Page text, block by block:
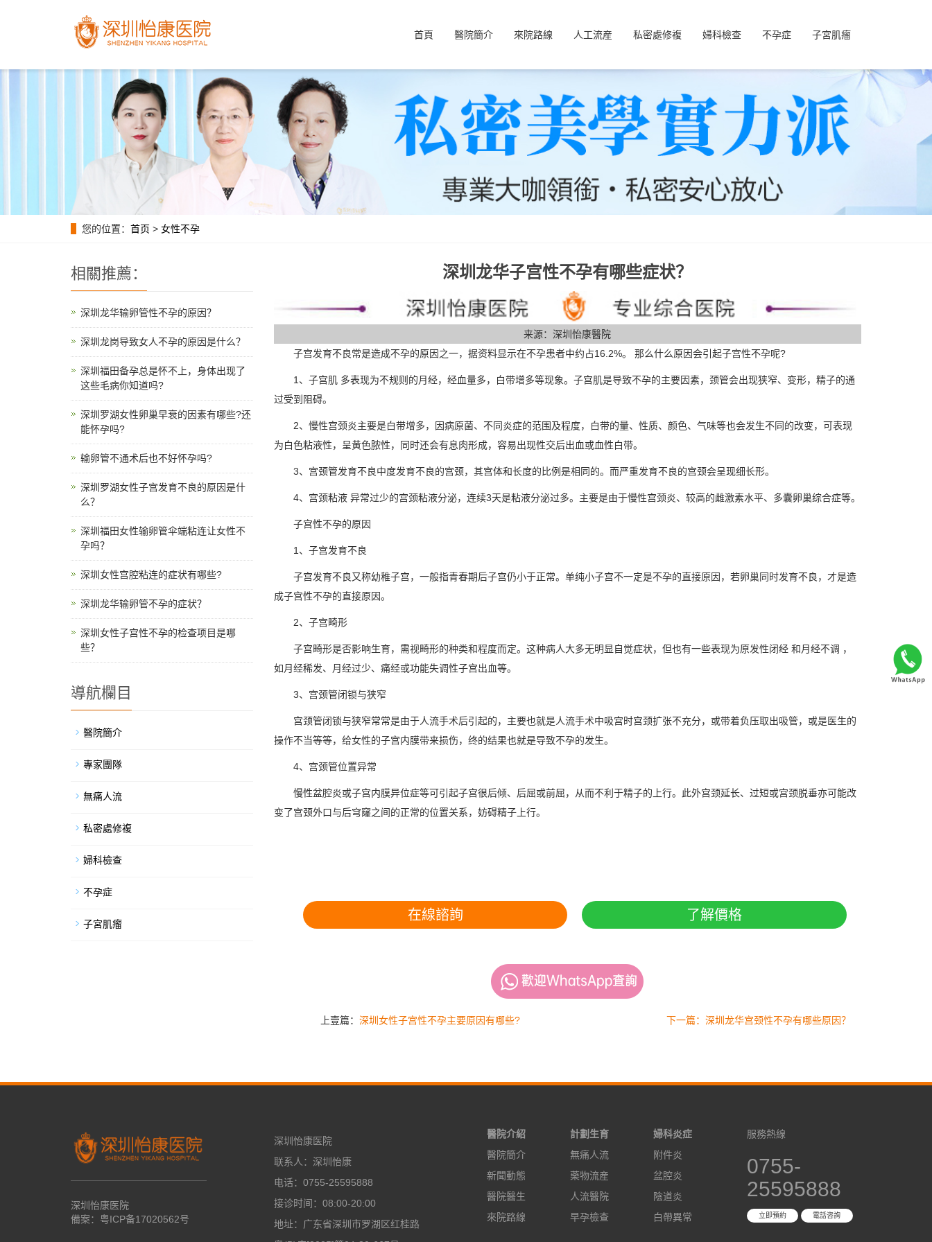
首頁 醫院簡介 來院路線 人工流産 私密處修複 婦科檢查 不孕症 子宮肌瘤
您的位置： 首页 > 女性不孕
深圳龙华子宫性不孕有哪些症状？
来源：深圳怡康醫院
子宫发育不良常是造成不孕的原因之一，据资料显示在不孕患者中约占16.2%。 那么什么原因会引起子宫性不孕呢?
1、子宫肌 多表现为不规则的月经，经血量多，白带增多等现象。子宫肌是导致不孕的主要因素，颈管会出现狭窄、变形，精子的通
过受到阻碍。
2、慢性宫颈炎主要是白带增多，因病原菌、不同炎症的范围及程度，白带的量、性质、颜色、气味等也会发生不同的改变，可表现
为白色粘液性，呈黄色脓性，同时还会有息肉形成，容易出现性交后出血或血性白带。
3、宫颈管发育不良中度发育不良的宫颈，其宫体和长度的比例是相同的。而严重发育不良的宫颈会呈现细长形。
4、宫颈粘液 异常过少的宫颈粘液分泌，连续3天是粘液分泌过多。主要是由于慢性宫颈炎、较高的雌激素水平、多囊卵巢综合症等。
子宫性不孕的原因
1、子宫发育不良
子宫发育不良又称幼稚子宫，一般指青春期后子宫仍小于正常。单纯小子宫不一定是不孕的直接原因，若卵巢同时发育不良，才是造
成子宫性不孕的直接原因。
2、子宫畸形
子宫畸形是否影响生育，需视畸形的种类和程度而定。这种病人大多无明显自觉症状，但也有一些表现为原发性闭经 和月经不调 ，
如月经稀发、月经过少、痛经或功能失调性子宫出血等。
3、宫颈管闭锁与狭窄
宫颈管闭锁与狭窄常常是由于人流手术后引起的，主要也就是人流手术中吸宫时宫颈扩张不充分，或带着负压取出吸管，或是医生的
操作不当等等，给女性的子宫内膜带来损伤，终的结果也就是导致不孕的发生。
4、宫颈管位置异常
慢性盆腔炎或子宫内膜异位症等可引起子宫很后倾、后屈或前屈，从而不利于精子的上行。此外宫颈延长、过短或宫颈脱垂亦可能改
变了宫颈外口与后穹窿之间的正常的位置关系，妨碍精子上行。
在線諮詢 了解價格
上壹篇：深圳女性子宫性不孕主要原因有哪些? 下一篇：深圳龙华宫颈性不孕有哪些原因？
相關推薦：
深圳龙华输卵管性不孕的原因？
深圳龙岗导致女人不孕的原因是什么？
深圳福田备孕总是怀不上，身体出现了
这些毛病你知道吗?
深圳罗湖女性卵巢早衰的因素有哪些?还
能怀孕吗?
输卵管不通术后也不好怀孕吗?
深圳罗湖女性子宫发育不良的原因是什
么？
深圳福田女性输卵管伞端粘连让女性不
孕吗？
深圳女性宫腔粘连的症状有哪些?
深圳龙华输卵管不孕的症状？
深圳女性子宫性不孕的检查项目是哪
些？
導航欄目
醫院簡介
專家團隊
無痛人流
私密處修複
婦科檢查
不孕症
子宮肌瘤
深圳怡康医院
備案： 粤ICP备17020562号
深圳怡康医院
联系人：深圳怡康
电话：0755-25595888
接诊时间：08:00-20:00
地址：广东省深圳市罗湖区红桂路
醫院介紹
醫院簡介
新聞動態
醫院醫生
來院路線
計劃生育
無痛人流
藥物流産
人流醫院
早孕檢查
婦科炎症
附件炎
盆腔炎
陰道炎
白帶異常
服務熱線
0755-
25595888
立即預約 電話咨詢